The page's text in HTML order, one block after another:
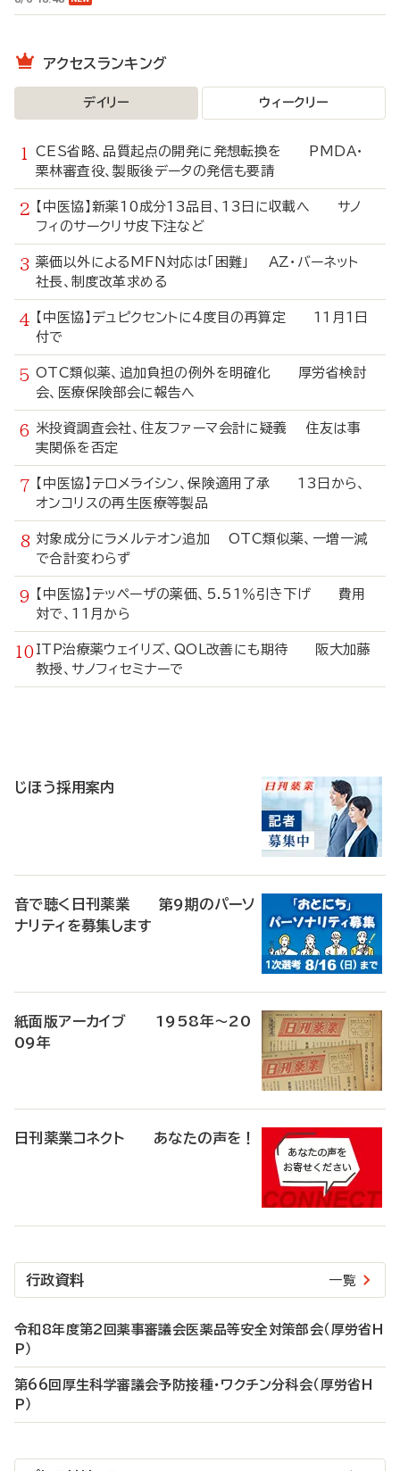
アクセスランキング
デイリー ウィークリー
CES省略、品質起点の開発に発想転換を PMDA・
栗林審査役、製販後データの発信も要請
【中医協】新薬10成分13品目、13日に収載へ サノ
フィのサークリサ皮下注など
薬価以外によるMFN対応は「困難」 AZ・バーネット
社長、制度改革求める
【中医協】デュピクセントに4度目の再算定 11月1日
付で
OTC類似薬、追加負担の例外を明確化 厚労省検討
会、医療保険部会に報告へ
米投資調査会社、住友ファーマ会計に疑義 住友は事
実関係を否定
【中医協】テロメライシン、保険適用了承 13日から、
オンコリスの再生医療等製品
対象成分にラメルテオン追加 OTC類似薬、一増一減
で合計変わらず
【中医協】テッペーザの薬価、5.51％引き下げ 費用
対で、11月から
ITP治療薬ウェイリズ、QOL改善にも期待 阪大加藤
教授、サノフィセミナーで
じほう採用案内
音で聴く日刊薬業 第9期のパーソ
ナリティを募集します
紙面版アーカイブ 1958年～20
09年
日刊薬業コネクト あなたの声を！
行政資料 一覧
令和8年度第2回薬事審議会医薬品等安全対策部会（厚労省H
P）
第66回厚生科学審議会予防接種・ワクチン分科会（厚労省H
P）